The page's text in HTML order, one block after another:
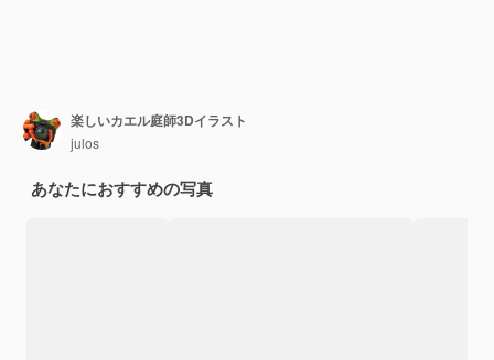
楽しいカエル庭師3Dイラスト
julos
あなたにおすすめの写真